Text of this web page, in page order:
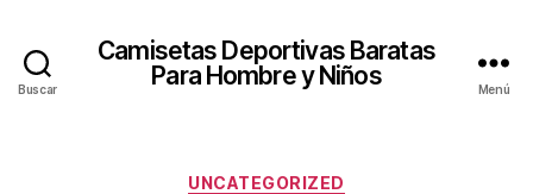
Buscar
Camisetas Deportivas Baratas
Para Hombre y Niños
Menú
Categorías
UNCATEGORIZED